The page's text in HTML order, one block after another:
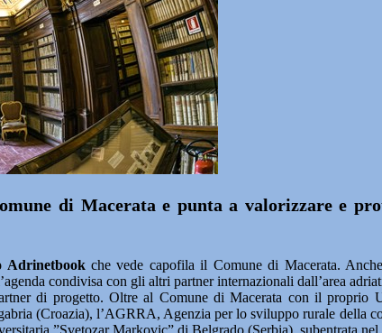
di Macerata e punta a valorizzare e
Adrinetbookche vede capofila il Comune di Macerata.
condivisa con gli altri partner internazionali dall’area
di progetto. Oltre al Comune di Macerata con il
(Croazia), l’AGRRA, Agenzia per lo sviluppo rurale della
”Svetozar Markovic” di Belgrado (Serbia), subentrata